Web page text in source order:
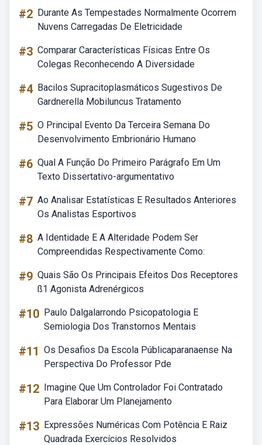
#2 Durante As Tempestades Normalmente Ocorrem
Nuvens Carregadas De Eletricidade
#3 Comparar Características Físicas Entre Os
Colegas Reconhecendo A Diversidade
#4 Bacilos Supracitoplasmáticos Sugestivos De
Gardnerella Mobiluncus Tratamento
#5 O Principal Evento Da Terceira Semana Do
Desenvolvimento Embrionário Humano
#6 Qual A Função Do Primeiro Parágrafo Em Um
Texto Dissertativo-argumentativo
#7 Ao Analisar Estatísticas E Resultados Anteriores
Os Analistas Esportivos
#8 A Identidade E A Alteridade Podem Ser
Compreendidas Respectivamente Como:
#9 Quais São Os Principais Efeitos Dos Receptores
ß1 Agonista Adrenérgicos
#10 Paulo Dalgalarrondo Psicopatologia E
Semiologia Dos Transtornos Mentais
#11 Os Desafios Da Escola Públicaparanaense Na
Perspectiva Do Professor Pde
#12 Imagine Que Um Controlador Foi Contratado
Para Elaborar Um Planejamento
#13 Expressões Numéricas Com Potência E Raiz
Quadrada Exercícios Resolvidos